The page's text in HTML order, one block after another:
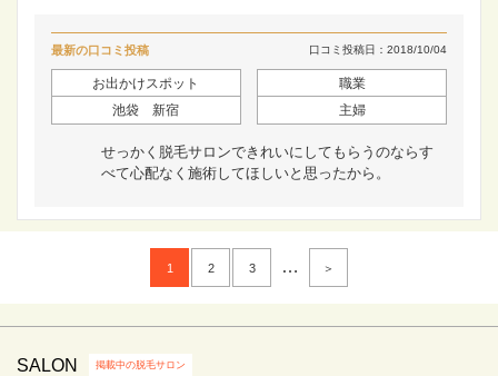
最新の口コミ投稿 口コミ投稿日：2018/10/04
お出かけスポット
池袋 新宿
職業
主婦
せっかく脱毛サロンできれいにしてもらうのならす
べて心配なく施術してほしいと思ったから。
1 2 3 … ＞
SALON 掲載中の脱毛サロン